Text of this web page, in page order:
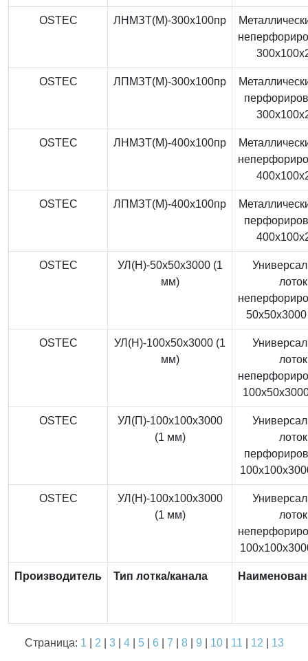
OSTEC ЛНМЗТ(М)-300x100пр
OSTEC ЛПМЗТ(М)-300x100пр
OSTEC ЛНМЗТ(М)-400x100пр
OSTEC ЛПМЗТ(М)-400x100пр
OSTEC
УЛ(Н)-50x50x3000 (1
мм)
лоток
OSTEC
УЛ(Н)-100x50x3000 (1
мм)
лоток
OSTEC
УЛ(П)-100x100x3000
(1 мм)
лоток
OSTEC
УЛ(Н)-100x100x3000
(1 мм)
лоток
Производитель Тип лотка/канала
Страница: 1 2 3| 4| 5| 6 7 8| 9 10| 11 12 13